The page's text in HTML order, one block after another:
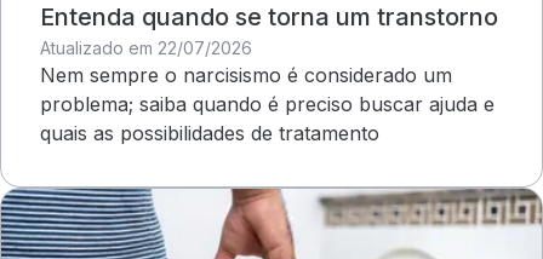
Entenda quando se torna um transtorno
Atualizado em 22/07/2026
Nem sempre o narcisismo é considerado um
problema; saiba quando é preciso buscar ajuda e
quais as possibilidades de tratamento